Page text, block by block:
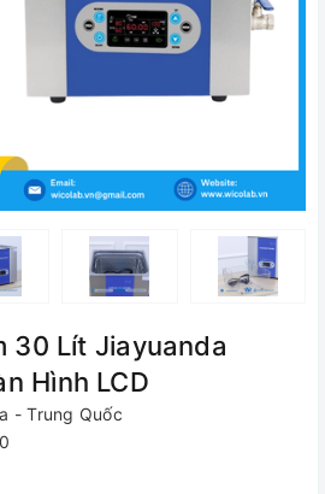
30 Lít Jiayuanda
Hình LCD
- Trung Quốc